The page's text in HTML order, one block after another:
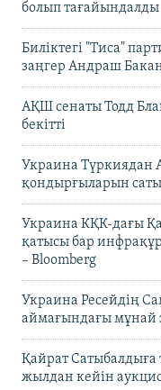
болып тағайындалды
Биліктегі "Тиса"
заңгер Андраш
АҚШ сенаты Тодд
бекітті
Украина Түркиядан
қондырғыларын
Украина КҚК-дағы
қатысы бар
– Bloomberg
Украина Ресейдің
аймағындағы мұнай
Қайрат Сатыбалдыға
жылдан кейін